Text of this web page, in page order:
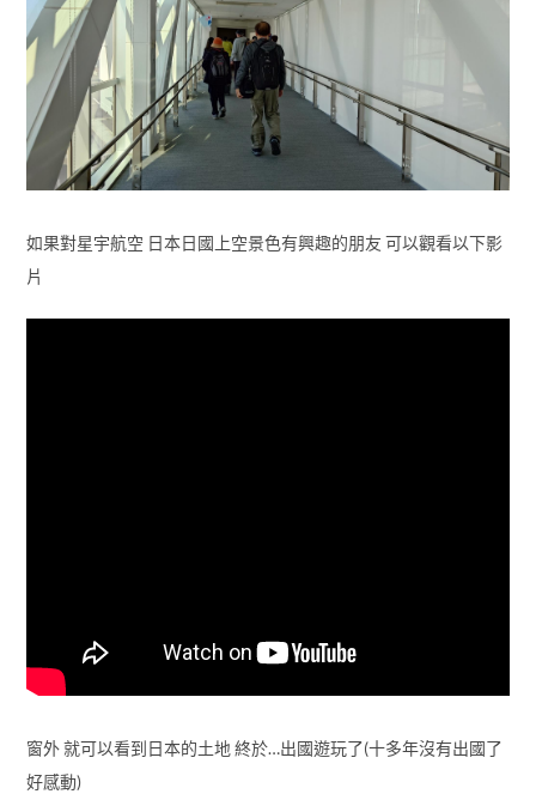
如果對星宇航空 日本日國上空景色有興趣的朋友 可以觀看以下影
片
窗外 就可以看到日本的土地 終於…出國遊玩了(十多年沒有出國了
好感動)